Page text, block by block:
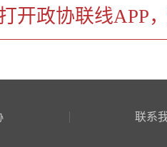
到代表劳动者
开政协联线APP
联系